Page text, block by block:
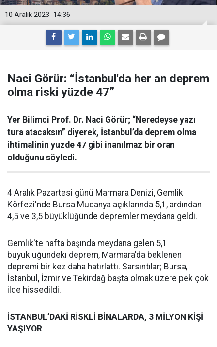
14:36
10 Aralık 2023
Naci Görür: “İstanbul'da her an deprem
olma riski yüzde 47”
Yer Bilimci Prof. Dr. Naci Görür; “Neredeyse yazı
tura atacaksın” diyerek, İstanbul’da deprem olma
ihtimalinin yüzde 47 gibi inanılmaz bir oran
olduğunu söyledi.
4 Aralık Pazartesi günü Marmara Denizi, Gemlik
Körfezi'nde Bursa Mudanya açıklarında 5,1, ardından
4,5 ve 3,5 büyüklüğünde depremler meydana geldi.
Gemlik'te hafta başında meydana gelen 5,1
büyüklüğündeki deprem, Marmara'da beklenen
depremi bir kez daha hatırlattı. Sarsıntılar; Bursa,
İstanbul, İzmir ve Tekirdağ başta olmak üzere pek çok
ilde hissedildi.
İSTANBUL’DAKİ RİSKLİ BİNALARDA, 3 MİLYON KİŞİ
YAŞIYOR